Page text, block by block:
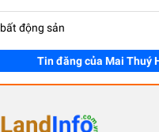
bất động sản
Tin đăng của Mai Thuý